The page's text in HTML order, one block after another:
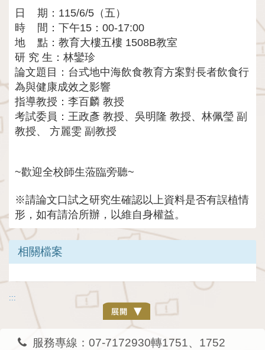
日 期：115/6/5（五）
時 間：下午15：00-17:00
地 點：教育大樓五樓 1508B教室
研 究 生：林鑾珍
論文題目：台式地中海飲食教育方案對長者飲食行
為與健康成效之影響
指導教授：李百麟 教授
考試委員：王政彥 教授、吳明隆 教授、林佩瑩 副
教授、 方麗雯 副教授
~歡迎全校師生蒞臨旁聽~
※請論文口試之研究生確認以上資料是否有誤植情
形，如有請洽所辦，以維自身權益。
相關檔案
:::
服務專線：07-7172930轉1751、1752